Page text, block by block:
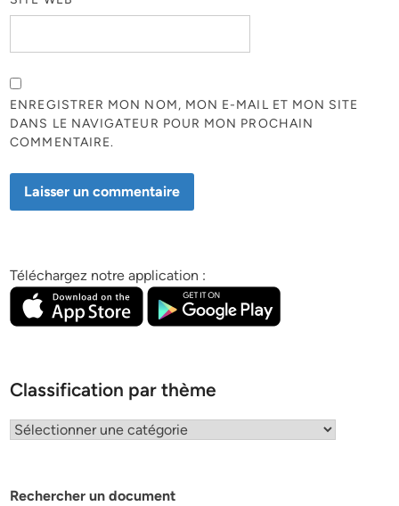
ENREGISTRER MON NOM, MON E-MAIL ET MON SITE
DANS LE NAVIGATEUR POUR MON PROCHAIN
COMMENTAIRE.
Téléchargez notre application :
Classification par thème
Classification
Rechercher un document